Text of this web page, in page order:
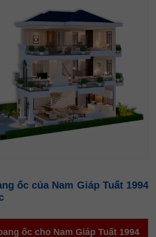
ốc của Nam Giáp Tuất 1994
ốc cho Nam Giáp Tuất 1994